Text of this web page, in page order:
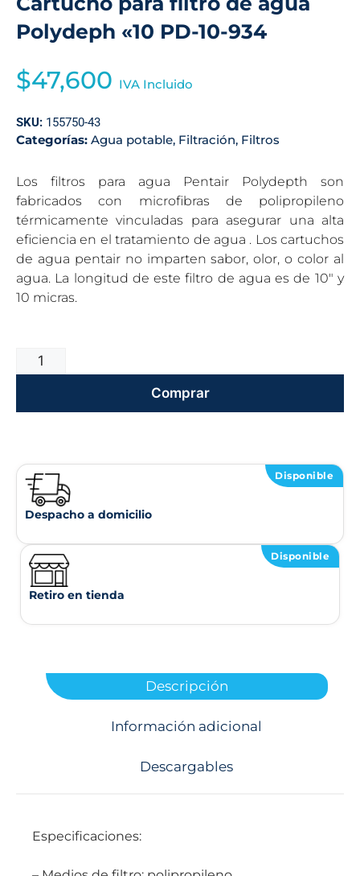
Polydeph «10 PD-10-934
$47,600 IVA Incluido
SKU: 155750-43
Categorías: Agua potable, Filtración, Filtros
Los filtros para agua Pentair Polydepth son
fabricados con microfibras de polipropileno
térmicamente vinculadas para asegurar una alta
eficiencia en el tratamiento de agua . Los cartuchos
de agua pentair no imparten sabor, olor, o color al
agua. La longitud de este filtro de agua es de 10″ y
10 micras.
Comprar
Disponible
Despacho a domicilio
Disponible
Retiro en tienda
Descripción
Información adicional
Descargables
Especificaciones: